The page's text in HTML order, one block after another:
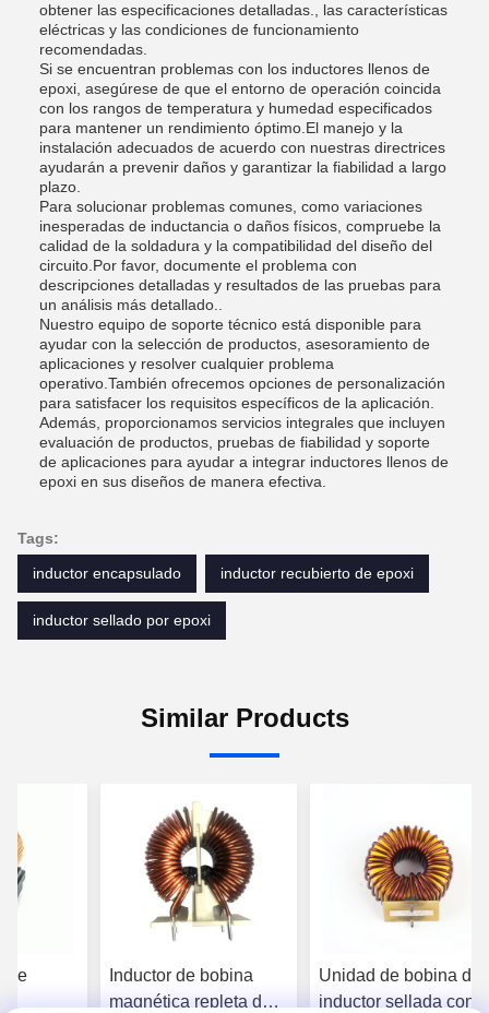
obtener las especificaciones detalladas., las características
eléctricas y las condiciones de funcionamiento
recomendadas.
Si se encuentran problemas con los inductores llenos de
epoxi, asegúrese de que el entorno de operación coincida
con los rangos de temperatura y humedad especificados
para mantener un rendimiento óptimo.El manejo y la
instalación adecuados de acuerdo con nuestras directrices
ayudarán a prevenir daños y garantizar la fiabilidad a largo
plazo.
Para solucionar problemas comunes, como variaciones
inesperadas de inductancia o daños físicos, compruebe la
calidad de la soldadura y la compatibilidad del diseño del
circuito.Por favor, documente el problema con
descripciones detalladas y resultados de las pruebas para
un análisis más detallado..
Nuestro equipo de soporte técnico está disponible para
ayudar con la selección de productos, asesoramiento de
aplicaciones y resolver cualquier problema
operativo.También ofrecemos opciones de personalización
para satisfacer los requisitos específicos de la aplicación.
Además, proporcionamos servicios integrales que incluyen
evaluación de productos, pruebas de fiabilidad y soporte
de aplicaciones para ayudar a integrar inductores llenos de
epoxi en sus diseños de manera efectiva.
Tags:
inductor encapsulado
inductor recubierto de epoxi
inductor sellado por epoxi
Similar Products
Inductor de bobina
magnética repleta de
Unidad de bobina de
inductor sellada con